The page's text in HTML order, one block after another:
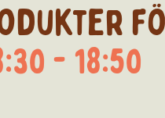
- 18:50